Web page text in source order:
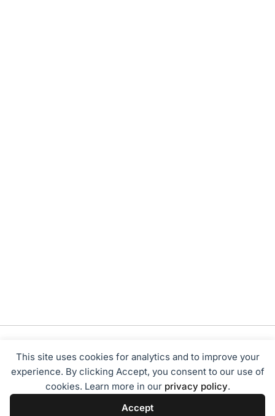
This site uses cookies for analytics and to improve your
experience. By clicking Accept, you consent to our use of
cookies. Learn more in our privacy policy.
Accept
Tentang Kami Redaksi Disclaimer
Privacy Policy
Pedoman Media Siber